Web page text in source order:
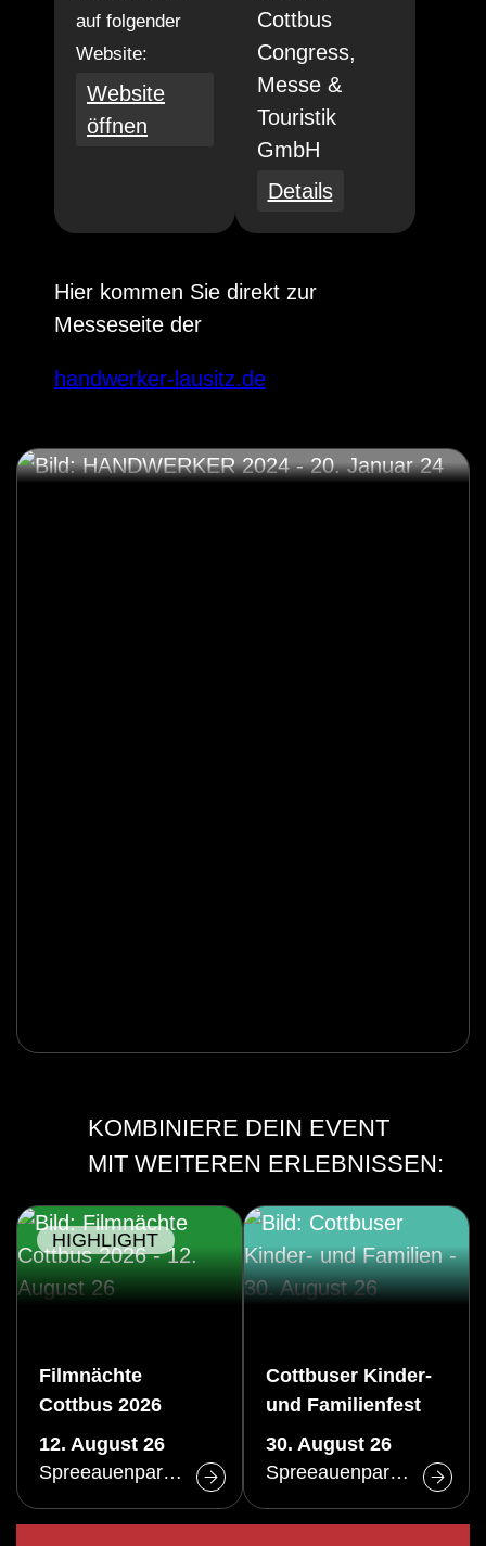
auf folgender
Website:
Website
öffnen
Cottbus
Congress,
Messe &
Touristik
GmbH
Details
Hier kommen Sie direkt zur
Messeseite der
handwerker-lausitz.de
KOMBINIERE DEIN EVENT
MIT WEITEREN ERLEBNISSEN:
HIGHLIGHT
Filmnächte
Cottbus 2026
12. August 26
Spreeauenpark Cottbus
Cottbuser Kinder-
und Familienfest
30. August 26
Spreeauenpark Cottbus